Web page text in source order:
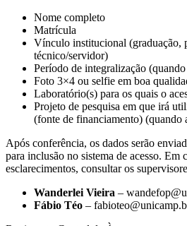
Nome completo
Matrícula
Vínculo institucional (graduação,
técnico/servidor)
Período de integralização
Foto 3×4 ou selfie em boa
Laboratório(s) para os quais o
Projeto de pesquisa em que irá
(fonte de financiamento)
Após conferência, os dados serão
para inclusão no sistema de acesso. Em
esclarecimentos, consultar os
Wanderlei Vieira –
Fábio Téo –